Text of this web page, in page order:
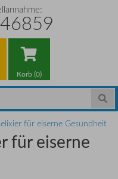
Korb (0)
für eiserne Gesundheit
für eiserne